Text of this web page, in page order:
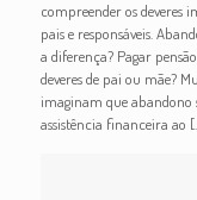
compreender os deveres
pais e responsáveis.
a diferença? Pagar
deveres de pai ou mãe?
imaginam que abandono
assistência financeira ao